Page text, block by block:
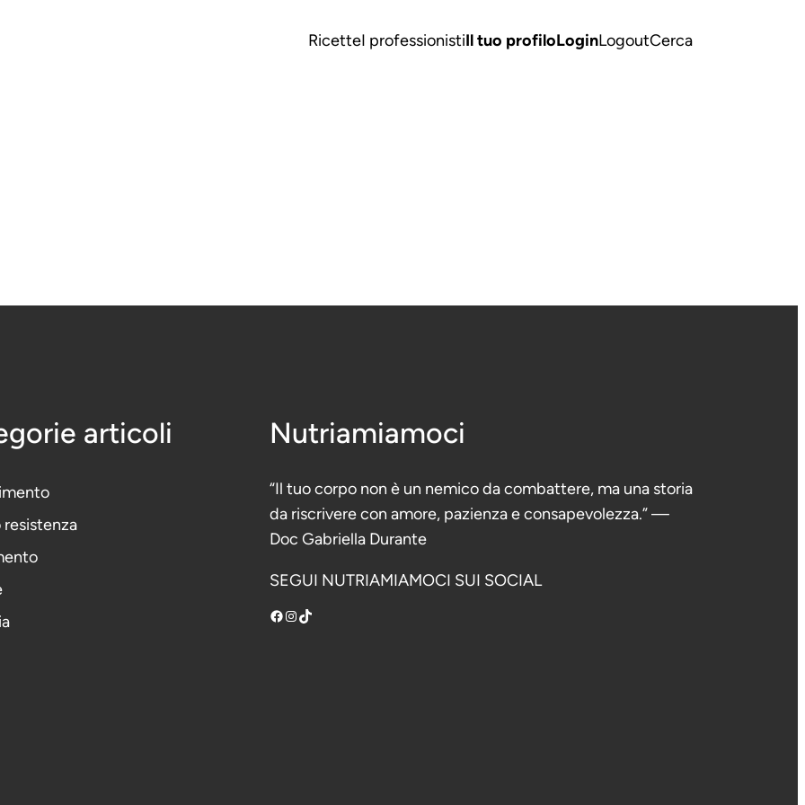
RicetteI professionistiIl tuo profiloLoginLogoutCerca
articoli
resistenza
Nutriamiamoci
“Il tuo corpo non è un nemico da combattere, ma una storia
da riscrivere con amore, pazienza e consapevolezza.” —
Doc Gabriella Durante
SEGUI NUTRIAMIAMOCI SUI SOCIAL
Facebook InstagramTikTok